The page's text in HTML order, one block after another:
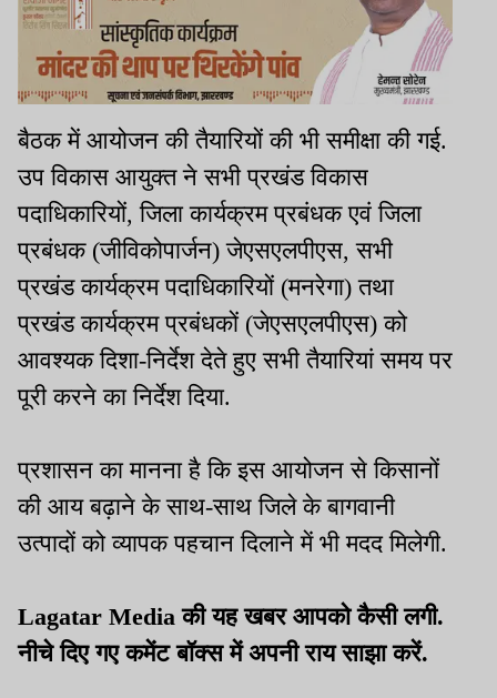
बैठक में आयोजन की तैयारियों की भी समीक्षा की गई.
उप विकास आयुक्त ने सभी प्रखंड विकास
पदाधिकारियों, जिला कार्यक्रम प्रबंधक एवं जिला
प्रबंधक (जीविकोपार्जन) जेएसएलपीएस, सभी
प्रखंड कार्यक्रम पदाधिकारियों (मनरेगा) तथा
प्रखंड कार्यक्रम प्रबंधकों (जेएसएलपीएस) को
आवश्यक दिशा-निर्देश देते हुए सभी तैयारियां समय पर
पूरी करने का निर्देश दिया.
प्रशासन का मानना है कि इस आयोजन से किसानों
की आय बढ़ाने के साथ-साथ जिले के बागवानी
उत्पादों को व्यापक पहचान दिलाने में भी मदद मिलेगी.
Lagatar Media की यह खबर आपको कैसी लगी.
नीचे दिए गए कमेंट बॉक्स में अपनी राय साझा करें.